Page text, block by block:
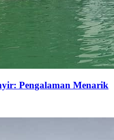
Pengalaman Menarik